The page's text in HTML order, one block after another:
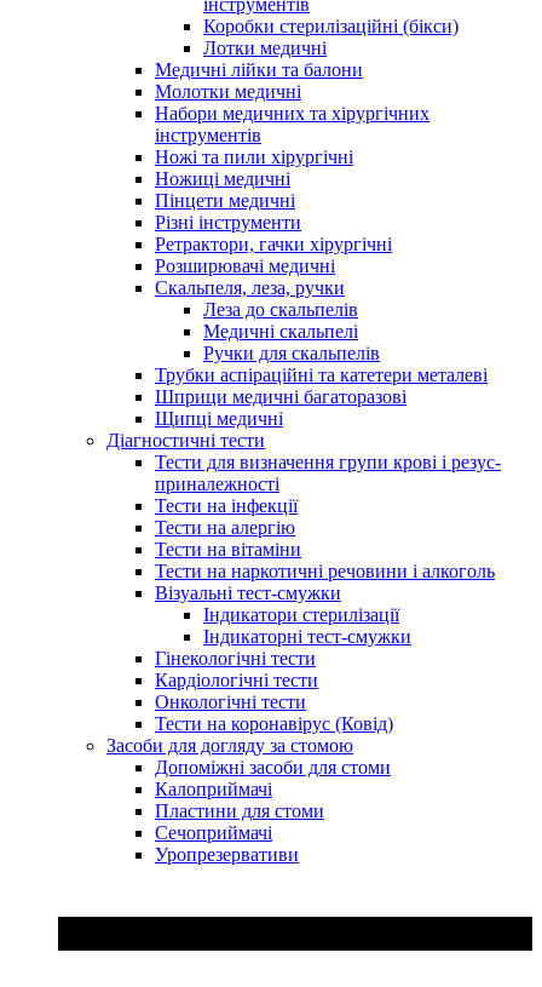
інструментів
Коробки стерилізаційні (бікси)
Лотки медичні
Медичні лійки та балони
Молотки медичні
Набори медичних та хірургічних
інструментів
Ножі та пили хірургічні
Ножиці медичні
Пінцети медичні
Різні інструменти
Ретрактори, гачки хірургічні
Розширювачі медичні
Скальпеля, леза, ручки
Леза до скальпелів
Медичні скальпелі
Ручки для скальпелів
Трубки аспіраційні та катетери металеві
Шприци медичні багаторазові
Щипці медичні
Діагностичні тести
Тести для визначення групи крові і резус-
приналежності
Тести на інфекції
Тести на алергію
Тести на вітаміни
Тести на наркотичні речовини і алкоголь
Візуальні тест-смужки
Індикатори стерилізації
Індикаторні тест-смужки
Гінекологічні тести
Кардіологічні тести
Онкологічні тести
Тести на коронавірус (Ковід)
Засоби для догляду за стомою
Допоміжні засоби для стоми
Калоприймачі
Пластини для стоми
Сечоприймачі
Уропрезервативи